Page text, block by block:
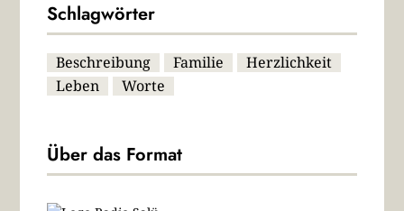
Schlagwörter
Beschreibung Familie
Herzlichkeit
Leben
Worte
Über das Format